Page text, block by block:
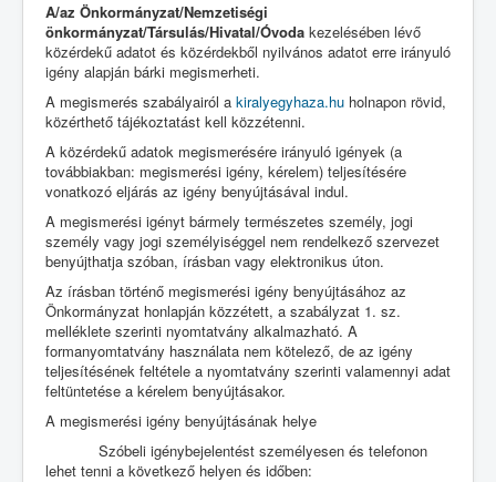
A/az Önkormányzat/Nemzetiségi
önkormányzat/Társulás/Hivatal/Óvoda kezelésében lévő
közérdekű adatot és közérdekből nyilvános adatot erre irányuló
igény alapján bárki megismerheti.
A megismerés szabályairól a kiralyegyhaza.hu holnapon rövid,
közérthető tájékoztatást kell közzétenni.
A közérdekű adatok megismerésére irányuló igények (a
továbbiakban: megismerési igény, kérelem) teljesítésére
vonatkozó eljárás az igény benyújtásával indul.
A megismerési igényt bármely természetes személy, jogi
személy vagy jogi személyiséggel nem rendelkező szervezet
benyújthatja szóban, írásban vagy elektronikus úton.
Az írásban történő megismerési igény benyújtásához az
Önkormányzat honlapján közzétett, a szabályzat 1. sz.
melléklete szerinti nyomtatvány alkalmazható. A
formanyomtatvány használata nem kötelező, de az igény
teljesítésének feltétele a nyomtatvány szerinti valamennyi adat
feltüntetése a kérelem benyújtásakor.
A megismerési igény benyújtásának helye
Szóbeli igénybejelentést személyesen és telefonon
lehet tenni a következő helyen és időben: